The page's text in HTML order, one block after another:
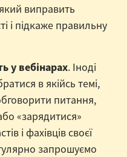
виправить
і підкаже правильну
у вебінарах. Іноді
в якійсь темі,
питання,
«зарядитися»
і фахівців своєї
запрошуємо